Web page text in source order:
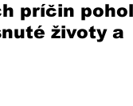
príčin
životy a